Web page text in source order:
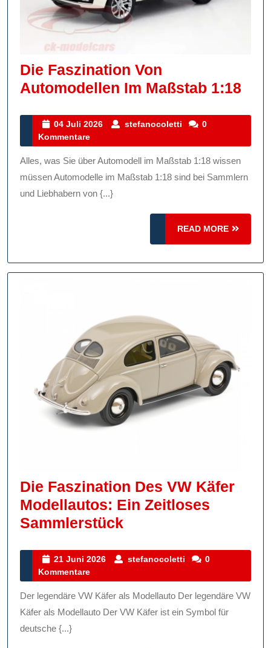
Die Faszination Von
Automodellen Im Maßstab 1:18Die
04 Juli 2026
04
2026
stefanocoletti stefanocoletti
0
Kommentare
Alles, was Sie über Automodell im Maßstab 1:18 wissen
müssen Automodelle im Maßstab 1:18 sind bei Sammlern
und Liebhabern von {...}
READ MORE
READ
MORE
Die Faszination Des VW Käfer
Modellautos: Ein Zeitloses
SammlerstückDie
Des
Käfer
Modellautos:
21 Juni 2026
21
2026
stefanocoletti stefanocoletti
0
Kommentare
Der legendäre VW Käfer als Modellauto Der legendäre VW
Käfer als Modellauto Der VW Käfer ist ein Symbol für
deutsche {...}